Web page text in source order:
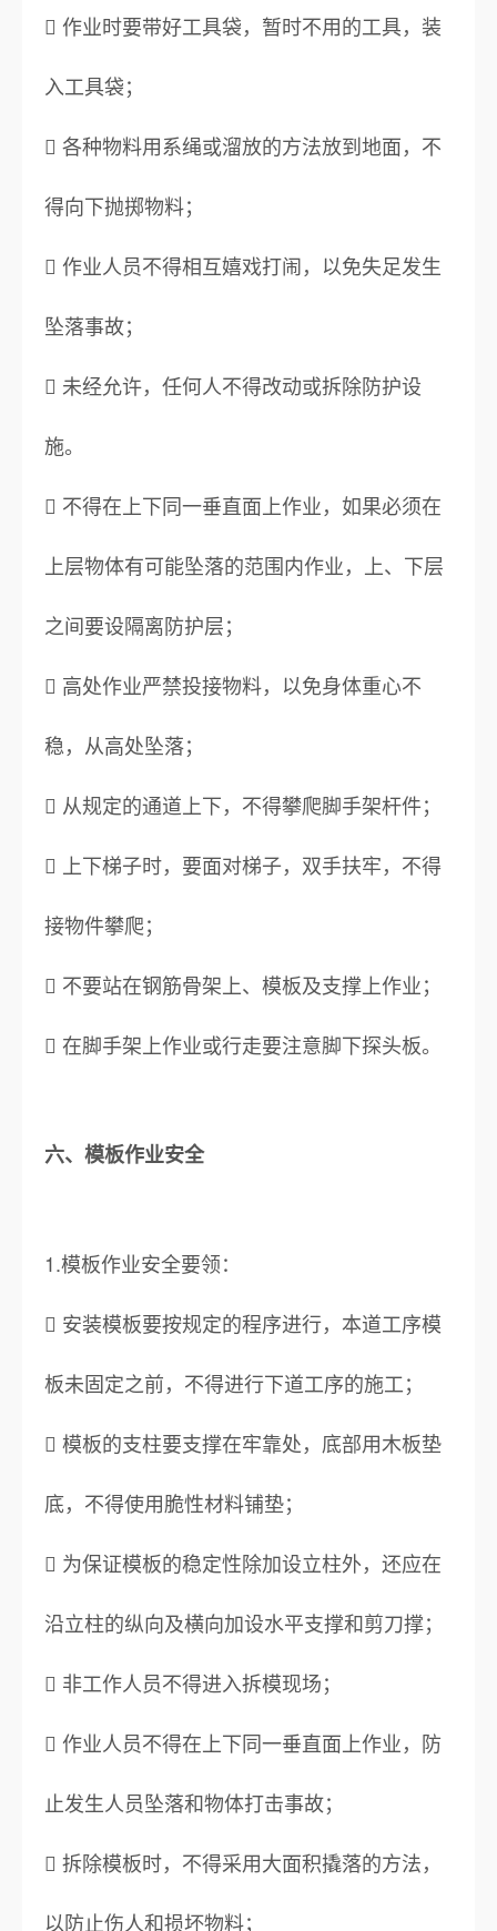
 作业时要带好工具袋，暂时不用的工具，装
入工具袋；
 各种物料用系绳或溜放的方法放到地面，不
得向下抛掷物料；
 作业人员不得相互嬉戏打闹，以免失足发生
坠落事故；
 未经允许，任何人不得改动或拆除防护设
施。
 不得在上下同一垂直面上作业，如果必须在
上层物体有可能坠落的范围内作业，上、下层
之间要设隔离防护层；
 高处作业严禁投接物料，以免身体重心不
稳，从高处坠落；
 从规定的通道上下，不得攀爬脚手架杆件；
 上下梯子时，要面对梯子，双手扶牢，不得
接物件攀爬；
 不要站在钢筋骨架上、模板及支撑上作业；
 在脚手架上作业或行走要注意脚下探头板。
六、模板作业安全
1.模板作业安全要领：
 安装模板要按规定的程序进行，本道工序模
板未固定之前，不得进行下道工序的施工；
 模板的支柱要支撑在牢靠处，底部用木板垫
底，不得使用脆性材料铺垫；
 为保证模板的稳定性除加设立柱外，还应在
沿立柱的纵向及横向加设水平支撑和剪刀撑；
 非工作人员不得进入拆模现场；
 作业人员不得在上下同一垂直面上作业，防
止发生人员坠落和物体打击事故；
 拆除模板时，不得采用大面积撬落的方法，
以防止伤人和损坏物料；